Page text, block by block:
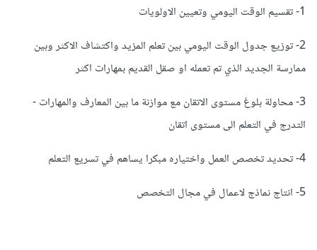
أعمالي :
https://www.behance.net/yousef1maged
1- تقسيم الوقت اليومي وتعيين الاولويات
2- توزيع جدول الوقت اليومي بين تعلم المزيد واكتشاف الاكثر وبين
ممارسة الجديد الذي تم تعمله او صقل القديم بمهارات اكثر
3- محاولة بلوغ مستوى الاتقان مع موازنة ما بين المعارف والمهارات -
التدرج في التعلم الى مستوى اتقان
4- تحديد تخصص العمل واختياره مبكرا يساهم في تسريع التعلم
5- انتاج نماذج لاعمال في مجال التخصص